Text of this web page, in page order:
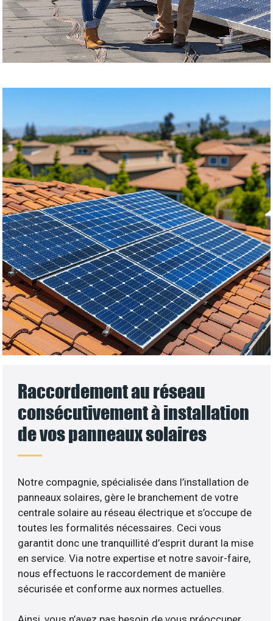
Raccordement au réseau
consécutivement à installation
de vos panneaux solaires
Notre compagnie, spécialisée dans l’installation de
panneaux solaires, gère le branchement de votre
centrale solaire au réseau électrique et s’occupe de
toutes les formalités nécessaires. Ceci vous
garantit donc une tranquillité d’esprit durant la mise
en service. Via notre expertise et notre savoir-faire,
nous effectuons le raccordement de manière
sécurisée et conforme aux normes actuelles.